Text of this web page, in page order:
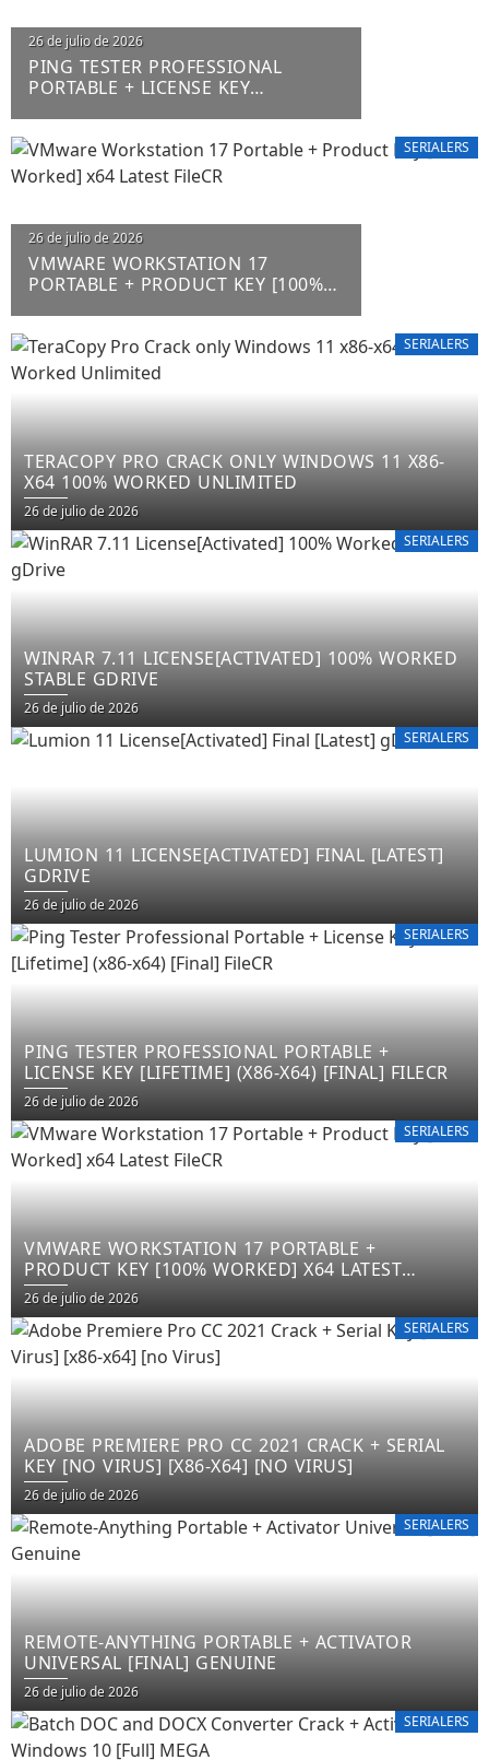
26 de julio de 2026
PING TESTER PROFESSIONAL
PORTABLE + LICENSE KEY
SERIALERS
26 de julio de 2026
VMWARE WORKSTATION 17
PORTABLE + PRODUCT KEY [100%
SERIALERS
TERACOPY PRO CRACK ONLY WINDOWS 11 X86-
X64 100% WORKED UNLIMITED
26 de julio de 2026
SERIALERS
WINRAR 7.11 LICENSE[ACTIVATED] 100% WORKED
STABLE GDRIVE
26 de julio de 2026
SERIALERS
LUMION 11 LICENSE[ACTIVATED] FINAL [LATEST]
GDRIVE
26 de julio de 2026
SERIALERS
PING TESTER PROFESSIONAL PORTABLE +
LICENSE KEY [LIFETIME] (X86-X64) [FINAL] FILECR
26 de julio de 2026
SERIALERS
VMWARE WORKSTATION 17 PORTABLE +
PRODUCT KEY [100% WORKED] X64 LATEST
FILECR
26 de julio de 2026
SERIALERS
ADOBE PREMIERE PRO CC 2021 CRACK + SERIAL
KEY [NO VIRUS] [X86-X64] [NO VIRUS]
26 de julio de 2026
SERIALERS
REMOTE-ANYTHING PORTABLE + ACTIVATOR
UNIVERSAL [FINAL] GENUINE
26 de julio de 2026
SERIALERS